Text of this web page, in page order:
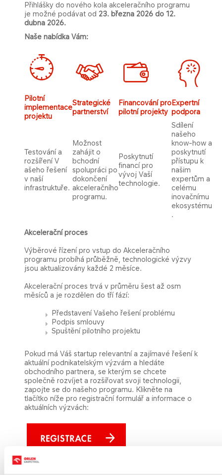
Přihlášky do nového kola akceleračního programu
je možné podávat od 23. března 2026 do 12.
dubna 2026.
Naše nabídka Vám:​
Pilotní
implementace
projektu
Strategické
partnerství
Financování pro
pilotní projekty
Expertní
​​podpora
​Testování a​
rozšíření​ V​
ašeho řešení ​
v naší
infrastruktuře.
​Možnost
zahájit​ o​
bchodní​
spolupráci po
dokončení
akceleračního
programu.
​Poskytnutí
financí pro
vývoj Vaší
technologie.
​​Sdílení
našeho
know-​how a​
poskytnutí
přístupu k
našim
expertům a
celému
inovačnímu
ekosystému​​
.​
Akcelerační proces
Výběrové řízení pro vstup do Akceleračního
programu probíhá průběžně, technologické výzvy
jsou aktualizovány každé 2 měsíce.
Akcelerační proces trvá v průměru šest až osm
měsíců a je rozdělen do tří fází:
Představení Vašeho řešení problému
Podpis smlouvy
Spuštění pilotního projektu
Pokud má Váš startup relevantní a zajímavé řešení k
aktuální podnikatelským výzvám a hledáte
obchodního partnera, se kterým se chcete
společně rozvíjet a rozšiřovat svoji technologii,
zapojte se do našeho programu. Klikněte na
tlačítko níže pro registrační formulář a informace o
aktuálních výzvách: